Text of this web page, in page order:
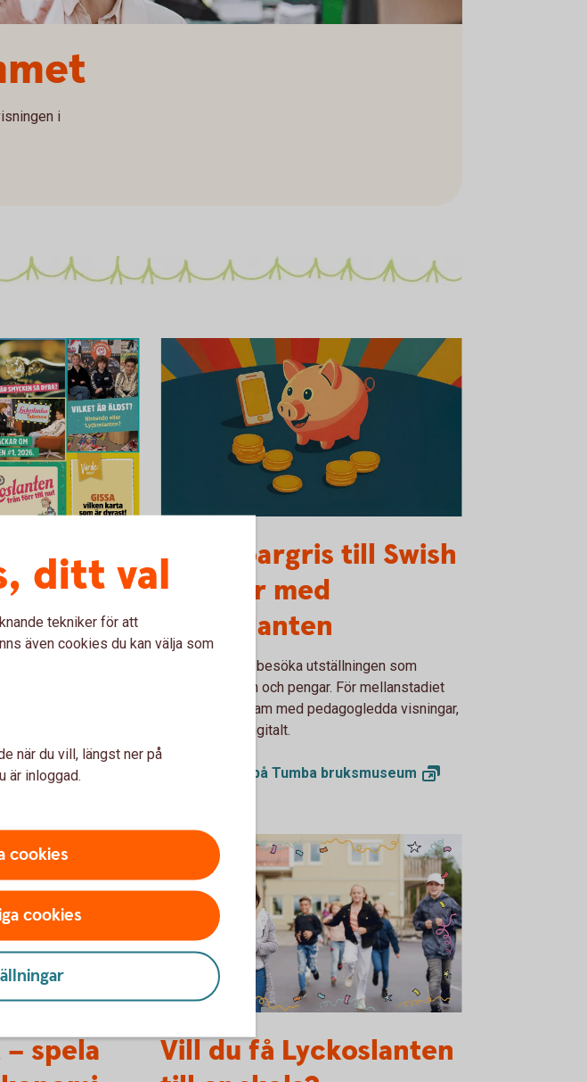
i
med innehåll från
– och helt egna
Från spargris till Swish
– 100 år med
Lyckoslanten
Välkommen att besöka utställningen som
handlar om barn och pengar. För mellanstadiet
finns skolprogram med pedagogledda visningar,
på plats eller digitalt.
Skolprogram på Tumba bruksmuseum
spela
Vill du få Lyckoslanten
ditt val
tekniker för att
även cookies du kan välja som
när du vill, längst ner på
är inloggad.
cookies
cookies